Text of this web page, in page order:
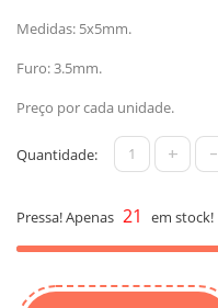
Medidas: 5x5mm.
Furo: 3.5mm.
Preço por cada unidade.
Quantidade: + -
Pressa! Apenas 21 em stock!